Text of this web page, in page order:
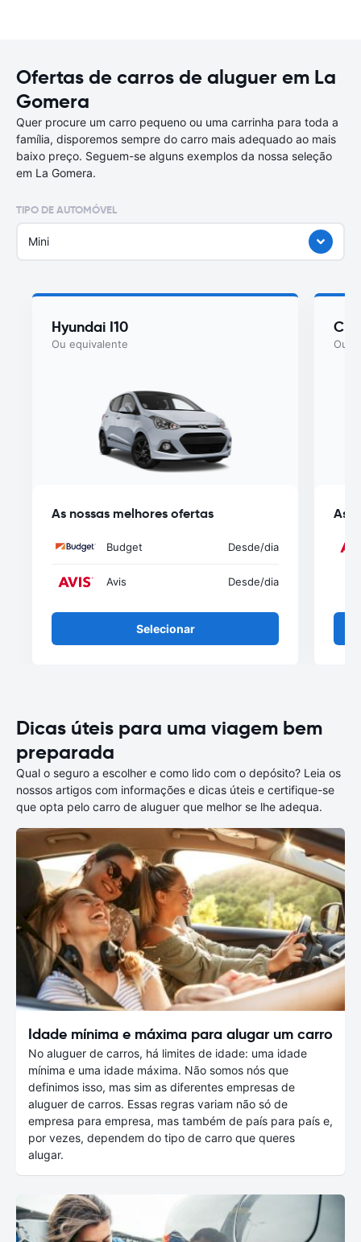
Ofertas de carros de aluguer em La
Gomera
Quer procure um carro pequeno ou uma carrinha para toda a
família, disporemos sempre do carro mais adequado ao mais
baixo preço. Seguem-se alguns exemplos da nossa seleção
em La Gomera.
TIPO DE AUTOMÓVEL
Mini
Hyundai I10
Ou equivalente
As nossas melhores ofertas
Budget Desde/dia
Avis Desde/dia
Selecionar
Ou
As
Dicas úteis para uma viagem bem
preparada
Qual o seguro a escolher e como lido com o depósito? Leia os
nossos artigos com informações e dicas úteis e certifique-se
que opta pelo carro de aluguer que melhor se lhe adequa.
Idade mínima e máxima para alugar um carro
No aluguer de carros, há limites de idade: uma idade
mínima e uma idade máxima. Não somos nós que
definimos isso, mas sim as diferentes empresas de
aluguer de carros. Essas regras variam não só de
empresa para empresa, mas também de país para país e,
por vezes, dependem do tipo de carro que queres
alugar.